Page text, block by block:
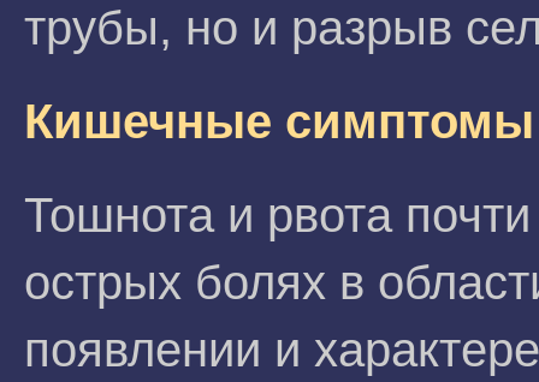
трубы, но и разрыв
Кишечные симптомы
Тошнота и рвота
острых болях в
появлении и